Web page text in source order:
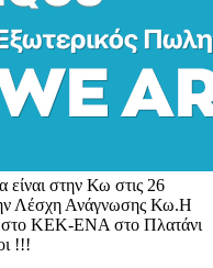
στην Κω στις 26
Λέσχη Ανάγνωσης Κω.Η
στο ΚΕΚ-ΕΝΑ στο Πλατάνι
!!!